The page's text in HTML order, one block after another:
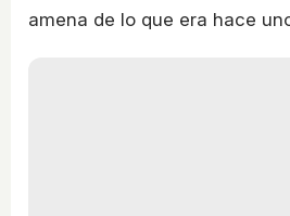
amena de lo que era hace